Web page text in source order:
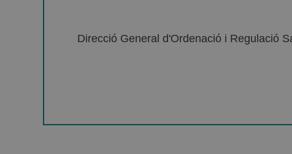
Direcció General d'Ordenació i Regulació